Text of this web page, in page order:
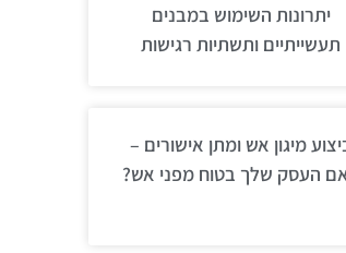
יתרונות השימוש במבנים
תעשייתיים ותשתיות רגישות
מיגון אש ומתן אישורים –
העסק שלך בטוח מפני אש?